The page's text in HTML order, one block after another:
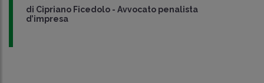
di Cipriano Ficedolo - Avvocato penalista
d’impresa